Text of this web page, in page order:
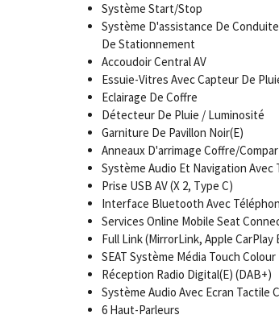
Système Start/Stop
Système D'assistance De
De Stationnement
Accoudoir Central AV
Essuie-Vitres Avec Capteur De
Eclairage De Coffre
Détecteur De Pluie / Luminosité
Garniture De Pavillon Noir(E)
Anneaux D'arrimage Coffre/
Système Audio Et Navigation Avec
Prise USB AV (X 2, Type C)
Interface Bluetooth Avec
Services Online Mobile Seat
Full Link (MirrorLink, Apple CarPlay
SEAT Système Média Touch Colour
Réception Radio Digital(E) (DAB+)
Système Audio Avec Ecran Tactile
6 Haut-Parleurs